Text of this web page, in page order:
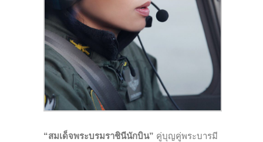
“สมเด็จพระบรมราชินีนักบิน” คู่บุญคู่พระบารมี